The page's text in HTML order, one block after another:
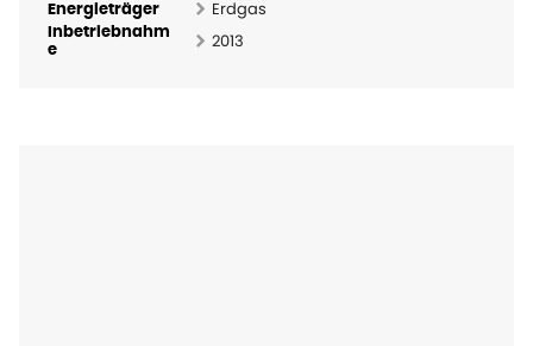
Energieträger Erdgas
Inbetriebnahm
e
2013